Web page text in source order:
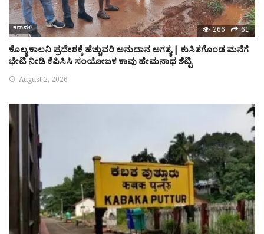
ಕರಾವಳಿ 266 61
ಕೊಲ್ಯ ಕಾಲನಿ ಪ್ರದೇಶಕ್ಕೆ ಹೆಚ್ಚುವರಿ ಅನುದಾನ ಅಗತ್ಯ | ಕುಸಿತಗೊಂಡ ಮನೆಗೆ
ಭೇಟಿ ನೀಡಿ ಕೆಪಿಸಿಸಿ ಸಂಯೋಜಕ ಕಾವು ಹೇಮನಾಥ ಶೆಟ್ಟಿ
August 2, 2026